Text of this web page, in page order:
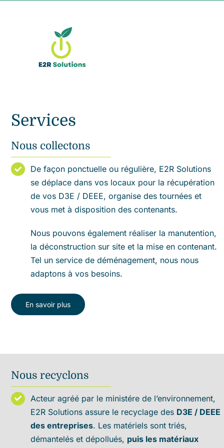
Services
Nous collectons
De façon ponctuelle ou régulière, E2R Solutions
se déplace dans vos locaux pour la récupération
de vos D3E / DEEE, organise des tournées et
vous met à disposition des contenants.
Nous pouvons également réaliser la manutention,
la déconstruction sur site et la mise en contenant.
Tel un service de déménagement, nous nous
adaptons à vos besoins.
En savoir plus
Nous recyclons
Acteur agréé par le ministére de l’environnement,
E2R Solutions assure le recyclage des D3E / DEEE
des entreprises. Les matériels sont triés,
démantelés et dépollués, puis les matériaux